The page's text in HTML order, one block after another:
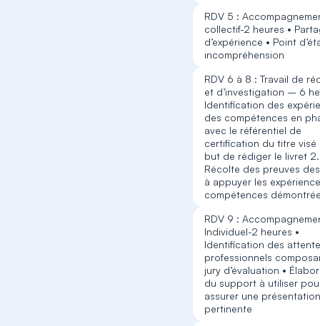
RDV 5 :
collectif-2 heures •
d’expérience • Point
incompréhension
RDV 6 à 8 : Travail de
et d’investigation – 6
Identification des
des compétences en
avec le référentiel de
certification du titre visé
but de rédiger le livret 2.
Récolte des preuves
à appuyer les
compétences
RDV 9 :
Individuel-2 heures •
Identification des
professionnels
jury d’évaluation •
du support à utiliser
assurer une
pertinente